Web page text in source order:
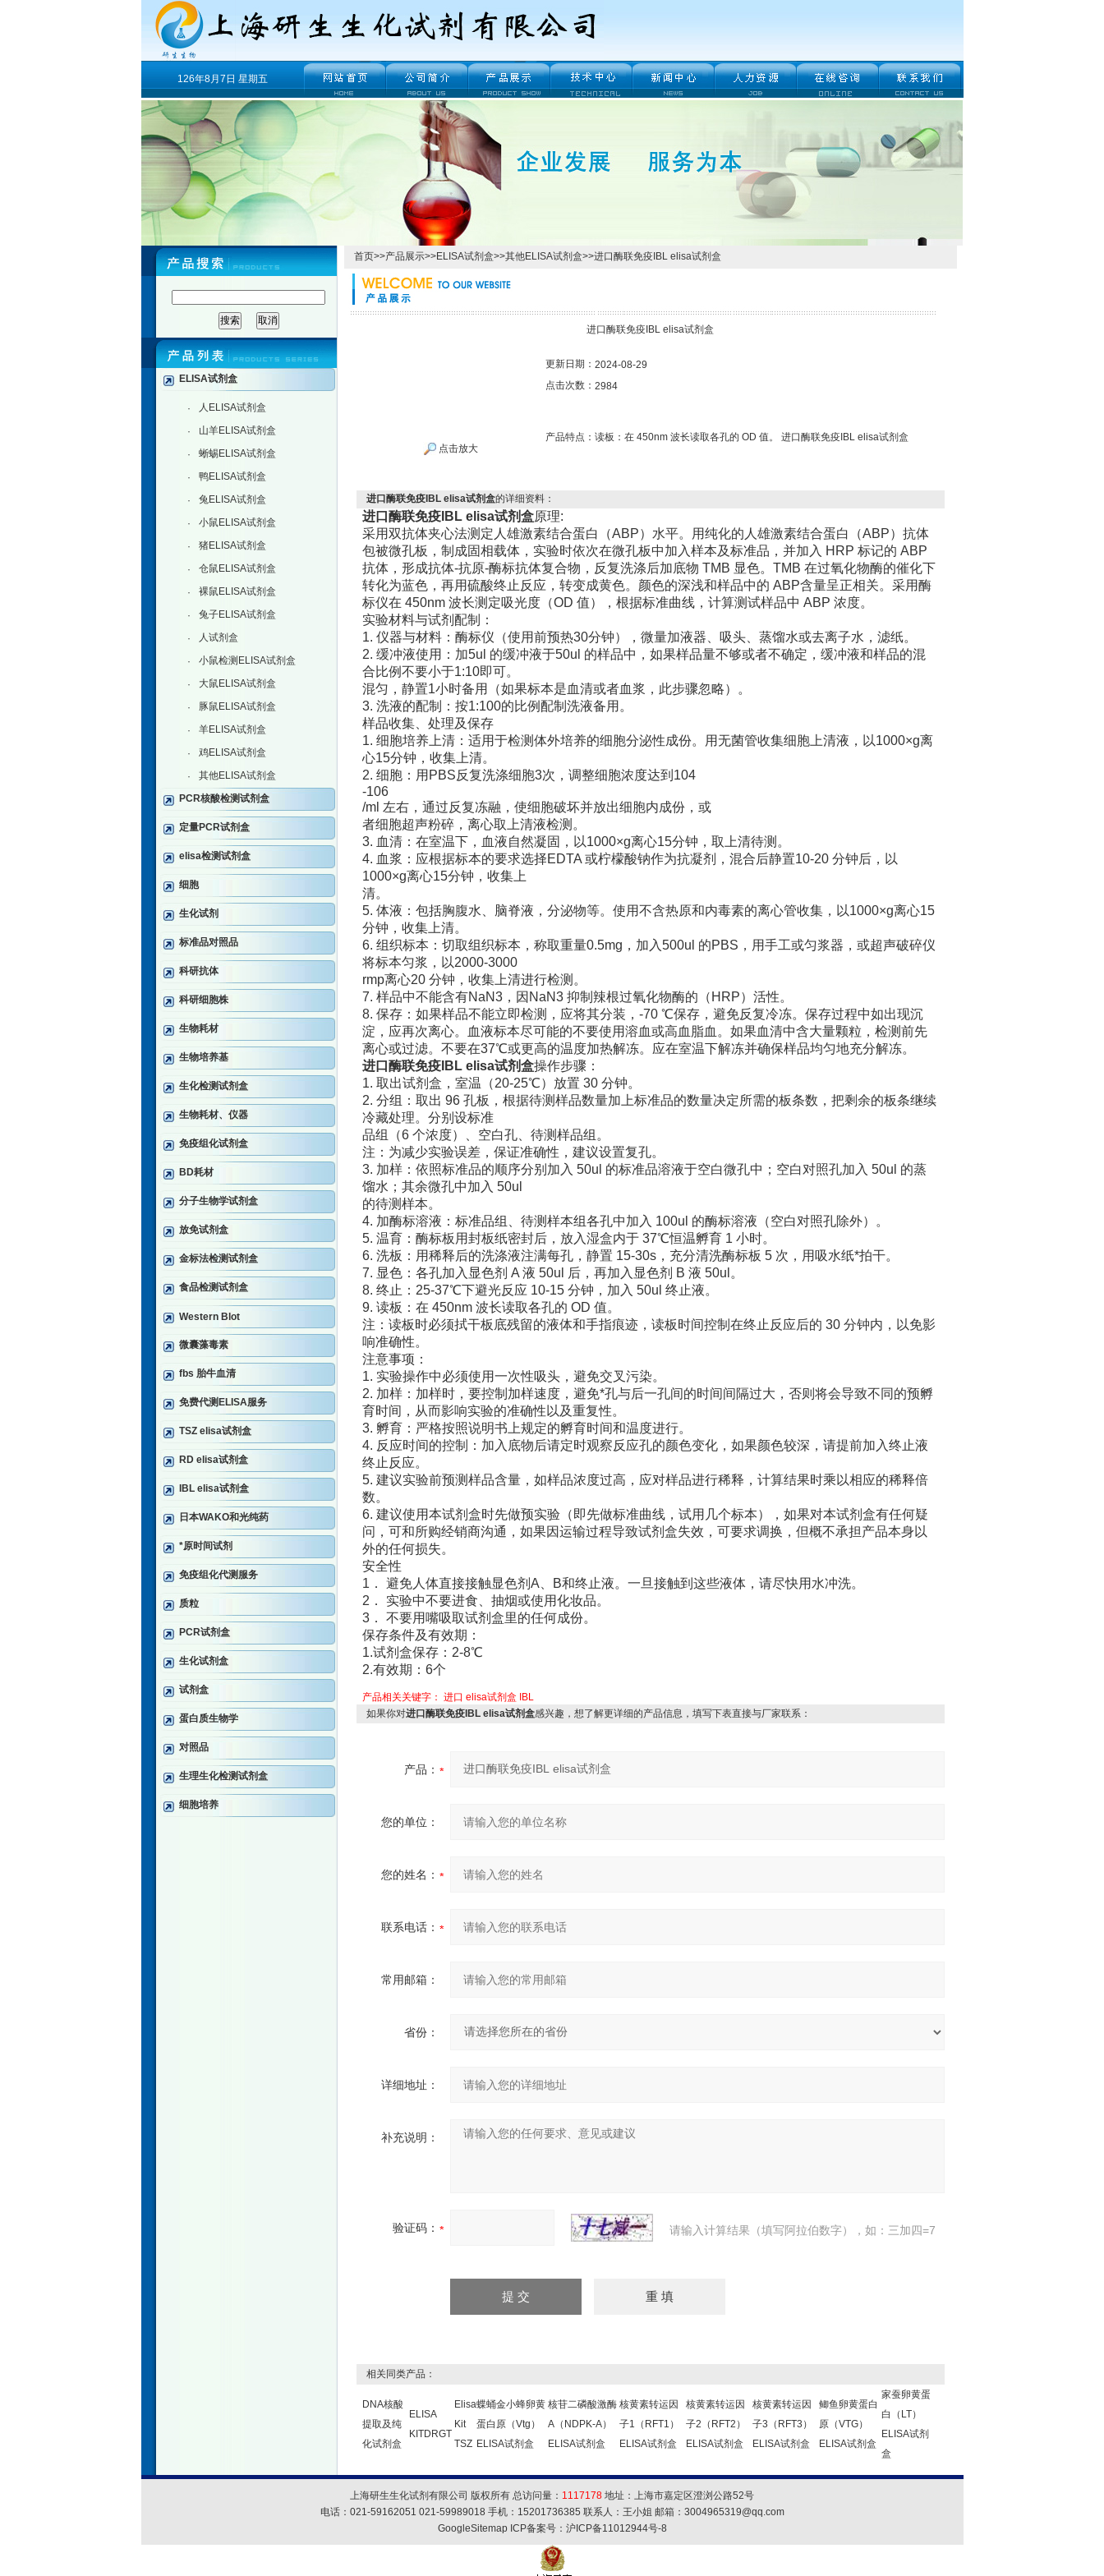
126年8月7日 星期五
ELISA试剂盒
· 人ELISA试剂盒
· 山羊ELISA试剂盒
· 蜥蜴ELISA试剂盒
· 鸭ELISA试剂盒
· 兔ELISA试剂盒
· 小鼠ELISA试剂盒
· 猪ELISA试剂盒
· 仓鼠ELISA试剂盒
· 裸鼠ELISA试剂盒
· 兔子ELISA试剂盒
· 人试剂盒
· 小鼠检测ELISA试剂盒
· 大鼠ELISA试剂盒
· 豚鼠ELISA试剂盒
· 羊ELISA试剂盒
· 鸡ELISA试剂盒
·
其他ELISA试剂盒
PCR核酸检测试剂盒
定量PCR试剂盒
elisa检测试剂盒
细胞
生化试剂
标准品对照品
科研抗体
科研细胞株
生物耗材
生物培养基
生化检测试剂盒
生物耗材、仪器
免疫组化试剂盒
BD耗材
分子生物学试剂盒
放免试剂盒
金标法检测试剂盒
食品检测试剂盒
Western Blot
微囊藻毒素
fbs 胎牛血清
免费代测ELISA服务
TSZ elisa试剂盒
RD elisa试剂盒
IBL elisa试剂盒
日本WAKO和光纯药
*原时间试剂
免疫组化代测服务
质粒
PCR试剂盒
生化试剂盒
试剂盒
蛋白质生物学
对照品
生理生化检测试剂盒
细胞培养
首页>>产品展示>>ELISA试剂盒>>其他ELISA试剂盒>>进口酶联免疫IBL elisa试剂盒
进口酶联免疫IBL elisa试剂盒
点击放大
更新日期： 2024-08-29
点击次数： 2984
产品特点： 读板：在 450nm 波长读取各孔的 OD 值。 进口酶联免疫IBL elisa试剂盒
进口酶联免疫IBL elisa试剂盒的详细资料：
进口酶联免疫IBL elisa试剂盒原理:
采用双抗体夹心法测定人雄激素结合蛋白（ABP）水平。用纯化的人雄激素结合蛋白（ABP）抗体
包被微孔板，制成固相载体，实验时依次在微孔板中加入样本及标准品，并加入 HRP 标记的 ABP
抗体，形成抗体-抗原-酶标抗体复合物，反复洗涤后加底物 TMB 显色。TMB 在过氧化物酶的催化下
转化为蓝色，再用硫酸终止反应，转变成黄色。颜色的深浅和样品中的 ABP含量呈正相关。采用酶
标仪在 450nm 波长测定吸光度（OD 值），根据标准曲线，计算测试样品中 ABP 浓度。
实验材料与试剂配制：
1. 仪器与材料：酶标仪（使用前预热30分钟），微量加液器、吸头、蒸馏水或去离子水，滤纸。
2. 缓冲液使用：加5ul 的缓冲液于50ul 的样品中，如果样品量不够或者不确定，缓冲液和样品的混
合比例不要小于1:10即可。
混匀，静置1小时备用（如果标本是血清或者血浆，此步骤忽略）。
3. 洗液的配制：按1:100的比例配制洗液备用。
样品收集、处理及保存
1. 细胞培养上清：适用于检测体外培养的细胞分泌性成份。用无菌管收集细胞上清液，以1000×g离
心15分钟，收集上清。
2. 细胞：用PBS反复洗涤细胞3次，调整细胞浓度达到104
-106
/ml 左右，通过反复冻融，使细胞破坏并放出细胞内成份，或
者细胞超声粉碎，离心取上清液检测。
3. 血清：在室温下，血液自然凝固，以1000×g离心15分钟，取上清待测。
4. 血浆：应根据标本的要求选择EDTA 或柠檬酸钠作为抗凝剂，混合后静置10-20 分钟后，以
1000×g离心15分钟，收集上
清。
5. 体液：包括胸腹水、脑脊液，分泌物等。使用不含热原和内毒素的离心管收集，以1000×g离心15
分钟，收集上清。
6. 组织标本：切取组织标本，称取重量0.5mg，加入500ul 的PBS，用手工或匀浆器，或超声破碎仪
将标本匀浆，以2000-3000
rmp离心20 分钟，收集上清进行检测。
7. 样品中不能含有NaN3，因NaN3 抑制辣根过氧化物酶的（HRP）活性。
8. 保存：如果样品不能立即检测，应将其分装，-70 ℃保存，避免反复冷冻。保存过程中如出现沉
淀，应再次离心。血液标本尽可能的不要使用溶血或高血脂血。如果血清中含大量颗粒，检测前先
离心或过滤。不要在37℃或更高的温度加热解冻。应在室温下解冻并确保样品均匀地充分解冻。
进口酶联免疫IBL elisa试剂盒操作步骤：
1. 取出试剂盒，室温（20-25℃）放置 30 分钟。
2. 分组：取出 96 孔板，根据待测样品数量加上标准品的数量决定所需的板条数，把剩余的板条继续
冷藏处理。分别设标准
品组（6 个浓度）、空白孔、待测样品组。
注：为减少实验误差，保证准确性，建议设置复孔。
3. 加样：依照标准品的顺序分别加入 50ul 的标准品溶液于空白微孔中；空白对照孔加入 50ul 的蒸
馏水；其余微孔中加入 50ul
的待测样本。
4. 加酶标溶液：标准品组、待测样本组各孔中加入 100ul 的酶标溶液（空白对照孔除外）。
5. 温育：酶标板用封板纸密封后，放入湿盒内于 37℃恒温孵育 1 小时。
6. 洗板：用稀释后的洗涤液注满每孔，静置 15-30s，充分清洗酶标板 5 次，用吸水纸*拍干。
7. 显色：各孔加入显色剂 A 液 50ul 后，再加入显色剂 B 液 50ul。
8. 终止：25-37℃下避光反应 10-15 分钟，加入 50ul 终止液。
9. 读板：在 450nm 波长读取各孔的 OD 值。
注：读板时必须拭干板底残留的液体和手指痕迹，读板时间控制在终止反应后的 30 分钟内，以免影
响准确性。
注意事项：
1. 实验操作中必须使用一次性吸头，避免交叉污染。
2. 加样：加样时，要控制加样速度，避免*孔与后一孔间的时间间隔过大，否则将会导致不同的预孵
育时间，从而影响实验的准确性以及重复性。
3. 孵育：严格按照说明书上规定的孵育时间和温度进行。
4. 反应时间的控制：加入底物后请定时观察反应孔的颜色变化，如果颜色较深，请提前加入终止液
终止反应。
5. 建议实验前预测样品含量，如样品浓度过高，应对样品进行稀释，计算结果时乘以相应的稀释倍
数。
6. 建议使用本试剂盒时先做预实验（即先做标准曲线，试用几个标本），如果对本试剂盒有任何疑
问，可和所购经销商沟通，如果因运输过程导致试剂盒失效，可要求调换，但概不承担产品本身以
外的任何损失。
安全性
1． 避免人体直接接触显色剂A、B和终止液。一旦接触到这些液体，请尽快用水冲洗。
2． 实验中不要进食、抽烟或使用化妆品。
3． 不要用嘴吸取试剂盒里的任何成份。
保存条件及有效期：
1.试剂盒保存：2-8℃
2.有效期：6个
产品相关关键字： 进口 elisa试剂盒
IBL
如果你对进口酶联免疫IBL elisa试剂盒感兴趣，想了解更详细的产品信息，填写下表直接与厂家联系：
产品：
您的单位：
您的姓名：
联系电话：
常用邮箱：
省份：
详细地址：
补充说明：
验证码： 请输入计算结果（填写阿拉伯数字），如：三加四=7
相关同类产品：
DNA核酸
提取及纯
化试剂盒
ELISA
KITDRGT
Elisa
Kit
TSZ
蝶蛹金小蜂卵黄
蛋白原（Vtg）
ELISA试剂盒
核苷二磷酸激酶
A（NDPK-A）
ELISA试剂盒
核黄素转运因
子1（RFT1）
ELISA试剂盒
核黄素转运因
子2（RFT2）
ELISA试剂盒
核黄素转运因
子3（RFT3）
ELISA试剂盒
鲫鱼卵黄蛋白
原（VTG）
ELISA试剂盒
家蚕卵黄蛋
白（LT）
ELISA试剂
盒
上海研生生化试剂有限公司 版权所有 总访问量： 1117178 地址：上海市嘉定区澄浏公路52号
电话：021-59162051 021-59989018 手机：15201736385 联系人：王小姐 邮箱： 3004965319@qq.com
GoogleSitemapICP备案号： 沪ICP备11012944号-8